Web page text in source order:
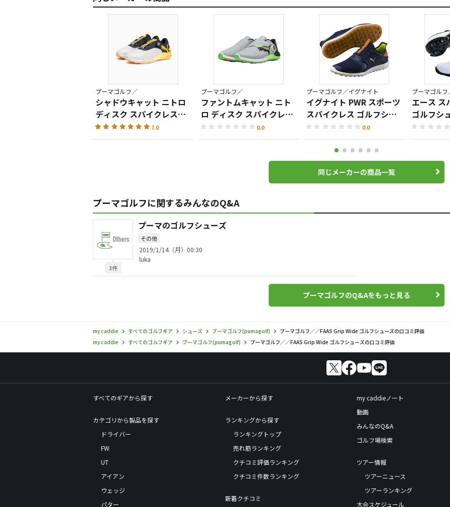
プーマゴルフ／
シャドウキャット ニトロ
ディスク スパイクレスシ
ューズ
7.0
プーマゴルフ／
ファントムキャット ニト
ロ ディスク スパイクレス
シューズ
0.0
プーマゴルフ／イグナイト
イグナイト PWR スポーツ
スパイクレス ゴルフシュ
ーズ
0.0
プーマゴルフ
エース ス
ゴルフシ
同じメーカーの商品一覧
プーマゴルフに関するみんなのQ&A
3件
プーマのゴルフシューズ
その他
2019/1/14（月）00:30
luka
プーマゴルフのQ&Aをもっと見る
my caddie すべてのゴルフギア シューズ プーマゴルフ(pumagolf)
プーマゴルフ／／FAAS Grip Wide ゴルフシューズの口コミ評価
my caddie
すべてのゴルフギア プーマゴルフ(pumagolf) プーマゴルフ／／FAAS Grip Wide ゴルフシューズの口コミ評価
すべてのギアから探す
カテゴリから製品を探す
ドライバー
FW
UT
アイアン
ウェッジ
パター
メーカーから探す
ランキングから探す
ランキングトップ
売れ筋ランキング
クチコミ評価ランキング
クチコミ件数ランキング
新着クチコミ
my caddieノート
動画
みんなのQ&A
ゴルフ場検索
ツアー情報
ツアーニュース
ツアーランキング
大会スケジュール